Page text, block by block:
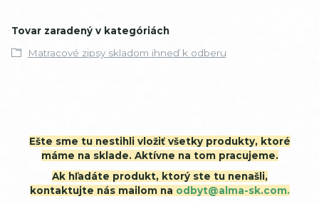
Tovar zaradený v kategóriách
Matracové zipsy skladom ihneď k odberu
Ešte sme tu nestihli vložiť všetky produkty, ktoré
máme na sklade. Aktívne na tom pracujeme.
Ak hľadáte produkt, ktorý ste tu nenašli,
kontaktujte nás mailom na odbyt@alma-sk.com.